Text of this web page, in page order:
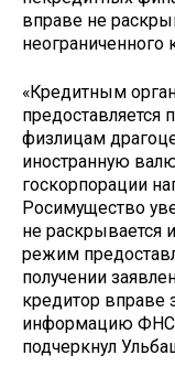
вправе не
неограниченного
«Кредитным
предоставляется
физлицам
иностранную
госкорпорации
Росимущество
не раскрывается
режим
получении
кредитор
информацию
подчеркнул